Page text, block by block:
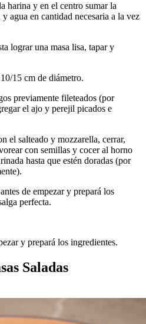
harina y en el centro sumar la
agua en cantidad necesaria a la vez
lograr una masa lisa, tapar y
15 cm de diámetro.
previamente fileteados (por
el ajo y perejil picados e
el salteado y mozzarella, cerrar,
con semillas y cocer al horno
hasta que estén doradas (por
de empezar y prepará los
perfecta.
y prepará los ingredientes.
Saladas